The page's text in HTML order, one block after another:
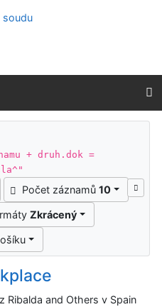
+ druh.dok =
Počet záznamů 10
Zkrácený
Ribalda and Others v Spain